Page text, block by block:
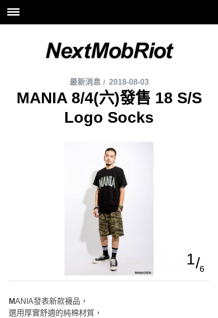
最新消息 2018-08-03
MANIA 8/4(六)發售 18 S/S
Logo Socks
1
6
MANIA發表新款襪品，
選用厚實舒適的純棉材質，